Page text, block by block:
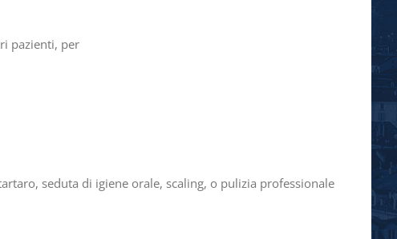
pazienti, per
tartaro, seduta di igiene orale, scaling, o pulizia professionale